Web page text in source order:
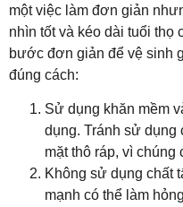
một việc làm đơn giản
nhìn tốt và kéo dài tuổi
bước đơn giản để vệ sinh
đúng cách:
Sử dụng khăn mềm
dụng. Tránh sử dụng
mặt thô ráp, vì
Không sử dụng chất
mạnh có thể làm